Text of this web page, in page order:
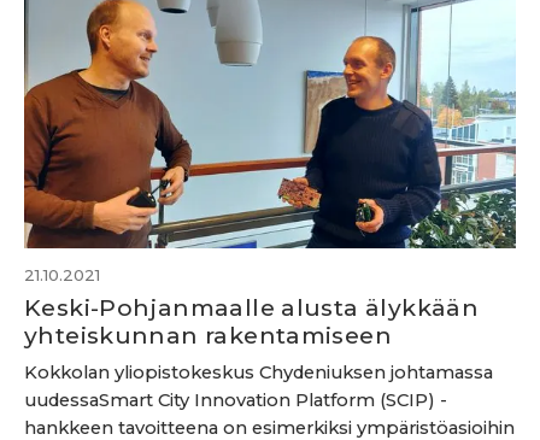
21.10.2021
Keski-Pohjanmaalle alusta älykkään
yhteiskunnan rakentamiseen
Kokkolan yliopistokeskus Chydeniuksen johtamassa
uudessaSmart City Innovation Platform (SCIP) -
hankkeen tavoitteena on esimerkiksi ympäristöasioihin